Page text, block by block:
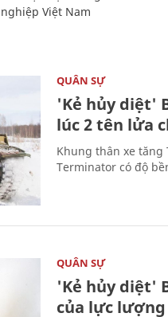
nghiệp Việt Nam
QUÂN SỰ
'Kẻ hủy diệt'
lúc 2 tên lửa
Khung thân xe tăng
Terminator có độ
QUÂN SỰ
'Kẻ hủy diệt'
của lực